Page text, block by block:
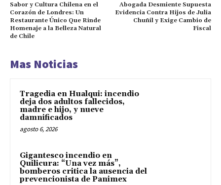
Sabor y Cultura Chilena en el
Corazón de Londres: Un
Restaurante Único Que Rinde
Homenaje a la Belleza Natural
de Chile
Abogada Desmiente Supuesta
Evidencia Contra Hijos de Julia
Chuñil y Exige Cambio de
Fiscal
Mas Noticias
Tragedia en Hualqui: incendio
deja dos adultos fallecidos,
madre e hijo, y nueve
damnificados
agosto 6, 2026
Gigantesco incendio en
Quilicura: “Una vez más”,
bomberos critica la ausencia del
prevencionista de Panimex